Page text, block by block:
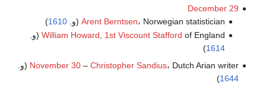
December 29
Arent Berntsen، Norwegian statistician (و. 1610
)
William Howard, 1st Viscount Stafford of England (و.
1614
)
November 30– Christopher Sandius، Dutch Arian writer (و.
1644
)